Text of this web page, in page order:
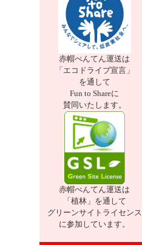
赤帽べんてん運送は
「エコドライブ宣言」
を通して
Fun to Shareに
賛同いたします。
赤帽べんてん運送は
「植林」を通して
グリーンサイトライセンス
に参加しています。